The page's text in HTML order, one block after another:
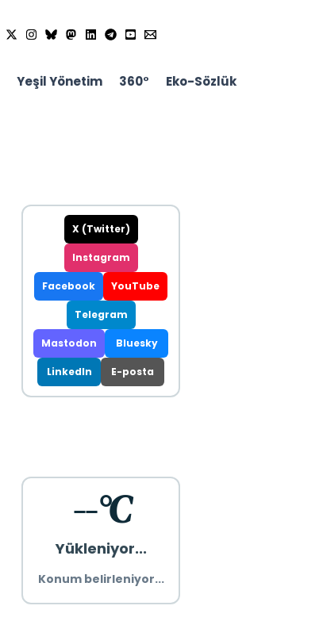
Yeşil Yönetim 360° Eko-Sözlük
X (Twitter)
Instagram
Facebook YouTube
Telegram
Mastodon Bluesky
LinkedIn E-posta
--°C
Yükleniyor...
Konum belirleniyor...